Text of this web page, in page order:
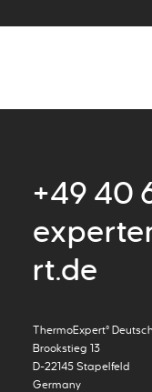
+49 40
rt.de
ThermoExpert°
Brookstieg 13
D-22145 Stapelfeld
Germany